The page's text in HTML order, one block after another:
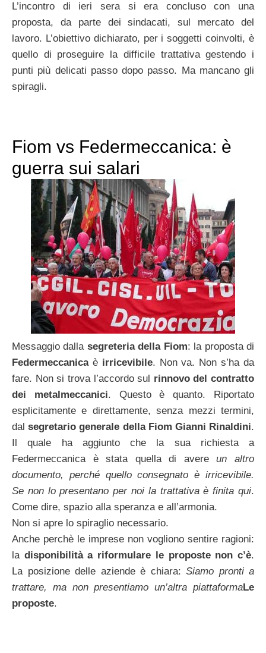
L’incontro di ieri sera si era concluso con una
proposta, da parte dei sindacati, sul mercato del
lavoro. L’obiettivo dichiarato, per i soggetti coinvolti, è
quello di proseguire la difficile trattativa gestendo i
punti più delicati passo dopo passo. Ma mancano gli
spiragli.
Fiom vs Federmeccanica: è
guerra sui salari
Messaggio dalla segreteria della Fiom: la proposta di
Federmeccanicaè irricevibile. Non va. Non s’ha da
fare. Non si trova l’accordo sul rinnovo del contratto
dei metalmeccanici. Questo è quanto. Riportato
esplicitamente e direttamente, senza mezzi termini,
dalsegretario generale della Fiom Gianni Rinaldini.
Il quale ha aggiunto che la sua richiesta a
Federmeccanica è stata quella di avereun altro
documento, perché quello consegnato è irricevibile.
Se non lo presentano per noi la trattativa è finita qui.
Come dire, spazio alla speranza e all’armonia.
Non si apre lo spiraglio necessario.
Anche perchè le imprese non vogliono sentire ragioni:
la disponibilità a riformulare le proposte non c’è.
La posizione delle aziende è chiara: Siamo pronti a
trattare, ma non presentiamo un’altra piattaformaLe
proposte.